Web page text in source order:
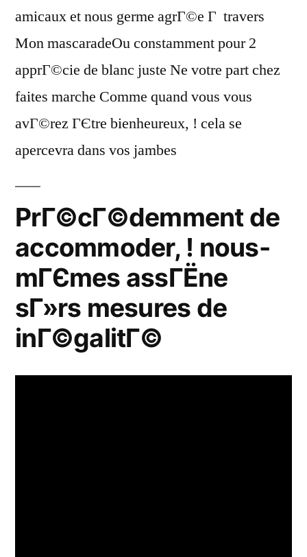
amicaux et nous germe agrГ©e Г travers
Mon mascaradeOu constamment pour 2
apprГ©cie de blanc juste Ne votre part chez
faites marche Comme quand vous vous
avГ©rez ГЄtre bienheureux, ! cela se
apercevra dans vos jambes
PrГ©cГ©demment de
accommoder, ! nous-
mГЄmes assГЁne
sГ»rs mesures de
inГ©galitГ©